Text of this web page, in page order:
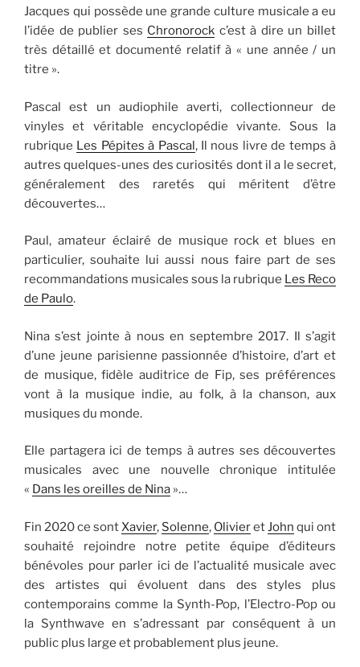
Jacques qui possède une grande culture musicale a eu
l’idée de publier ses Chronorock c’est à dire un billet
très détaillé et documenté relatif à « une année / un
titre ».
Pascal est un audiophile averti, collectionneur de
vinyles et véritable encyclopédie vivante. Sous la
rubrique Les Pépites à Pascal, Il nous livre de temps à
autres quelques-unes des curiosités dont il a le secret,
généralement des raretés qui méritent d’être
découvertes…
Paul, amateur éclairé de musique rock et blues en
particulier, souhaite lui aussi nous faire part de ses
recommandations musicales sous la rubrique Les Reco
de Paulo.
Nina s’est jointe à nous en septembre 2017. Il s’agit
d’une jeune parisienne passionnée d’histoire, d’art et
de musique, fidèle auditrice de Fip, ses préférences
vont à la musique indie, au folk, à la chanson, aux
musiques du monde.
Elle partagera ici de temps à autres ses découvertes
musicales avec une nouvelle chronique intitulée
« Dans les oreilles de Nina »…
Fin 2020 ce sontXavier, Solenne, OlivieretJohn qui ont
souhaité rejoindre notre petite équipe d’éditeurs
bénévoles pour parler ici de l’actualité musicale avec
des artistes qui évoluent dans des styles plus
contemporains comme la Synth-Pop, l’Electro-Pop ou
la Synthwave en s’adressant par conséquent à un
public plus large et probablement plus jeune.